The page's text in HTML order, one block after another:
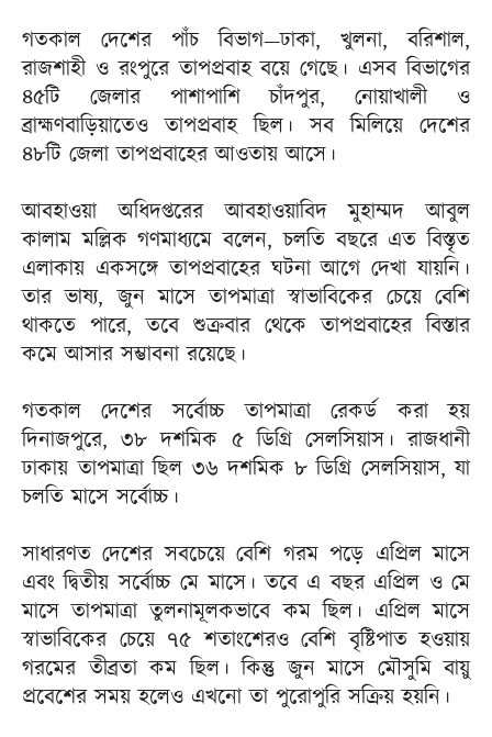
গতকাল দেশের পাঁচ বিভাগ—ঢাকা, খুলনা, বরিশাল,
রাজশাহী ও রংপুরে তাপপ্রবাহ বয়ে গেছে। এসব বিভাগের
৪৫টি জেলার পাশাপাশি চাঁদপুর, নোয়াখালী ও
ব্রাহ্মণবাড়িয়াতেও তাপপ্রবাহ ছিল। সব মিলিয়ে দেশের
৪৮টি জেলা তাপপ্রবাহের আওতায় আসে।
আবহাওয়া অধিদপ্তরের আবহাওয়াবিদ মুহাম্মদ আবুল
কালাম মল্লিক গণমাধ্যমে বলেন, চলতি বছরে এত বিস্তৃত
এলাকায় একসঙ্গে তাপপ্রবাহের ঘটনা আগে দেখা যায়নি।
তার ভাষ্য, জুন মাসে তাপমাত্রা স্বাভাবিকের চেয়ে বেশি
থাকতে পারে, তবে শুক্রবার থেকে তাপপ্রবাহের বিস্তার
কমে আসার সম্ভাবনা রয়েছে।
গতকাল দেশের সর্বোচ্চ তাপমাত্রা রেকর্ড করা হয়
দিনাজপুরে, ৩৮ দশমিক ৫ ডিগ্রি সেলসিয়াস। রাজধানী
ঢাকায় তাপমাত্রা ছিল ৩৬ দশমিক ৮ ডিগ্রি সেলসিয়াস, যা
চলতি মাসে সর্বোচ্চ।
সাধারণত দেশের সবচেয়ে বেশি গরম পড়ে এপ্রিল মাসে
এবং দ্বিতীয় সর্বোচ্চ মে মাসে। তবে এ বছর এপ্রিল ও মে
মাসে তাপমাত্রা তুলনামূলকভাবে কম ছিল। এপ্রিল মাসে
স্বাভাবিকের চেয়ে ৭৫ শতাংশেরও বেশি বৃষ্টিপাত হওয়ায়
গরমের তীব্রতা কম ছিল। কিন্তু জুন মাসে মৌসুমি বায়ু
প্রবেশের সময় হলেও এখনো তা পুরোপুরি সক্রিয় হয়নি।